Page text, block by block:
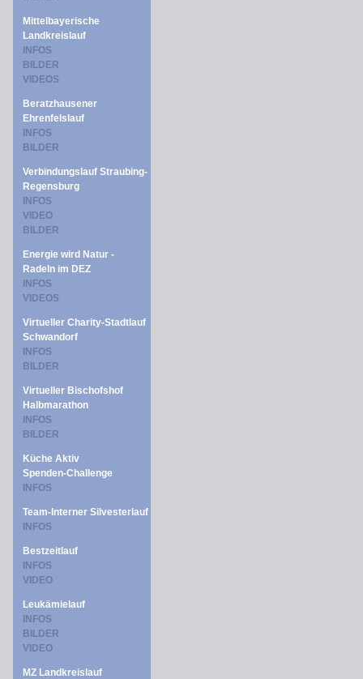
Mittelbayerische
Landkreislauf
INFOS
BILDER
VIDEOS
Beratzhausener
Ehrenfelslauf
INFOS
BILDER
Verbindungslauf Straubing-
Regensburg
INFOS
VIDEO
BILDER
Energie wird Natur -
Radeln im DEZ
INFOS
VIDEOS
Virtueller Charity-Stadtlauf
Schwandorf
INFOS
BILDER
Virtueller Bischofshof
Halbmarathon
INFOS
BILDER
Küche Aktiv
Spenden-Challenge
INFOS
Team-Interner Silvesterlauf
INFOS
Bestzeitlauf
INFOS
VIDEO
Leukämielauf
INFOS
BILDER
VIDEO
MZ Landkreislauf